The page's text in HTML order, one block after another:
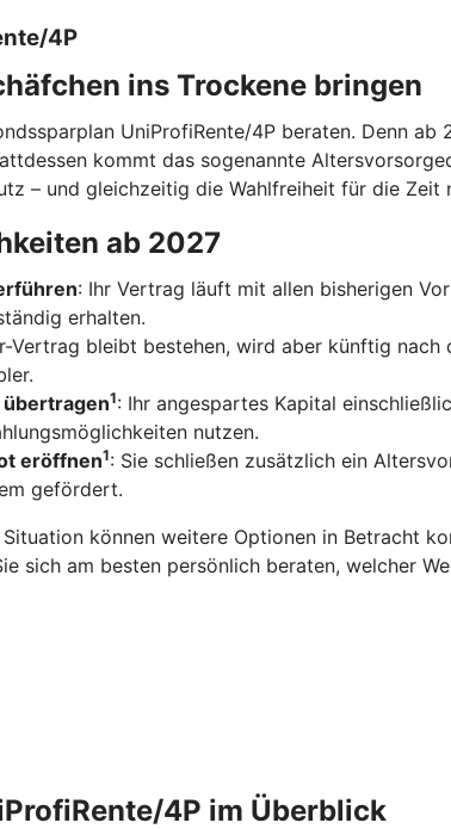
4P
ins Trockene bringen
UniProfiRente/4P beraten. Denn
kommt das sogenannte
– und gleichzeitig die Wahlfreiheit für die Zeit
ab 2027
: Ihr Vertrag läuft mit allen bisherigen
erhalten.
Vertrag bleibt bestehen, wird aber künftig
1: Ihr angespartes Kapital
nutzen.
eröffnen1: Sie schließen zusätzlich ein
gefördert.
können weitere Optionen in Betracht
sich am besten persönlich beraten, welcher
4P im Überblick